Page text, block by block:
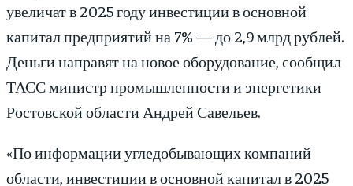
увеличат в 2025 году инвестиции в основной
капитал предприятий на 7% — до 2,9 млрд рублей.
Деньги направят на новое оборудование, сообщил
ТАСС министр промышленности и энергетики
Ростовской области Андрей Савельев.
«По информации угледобывающих компаний
области, инвестиции в основной капитал в 2025